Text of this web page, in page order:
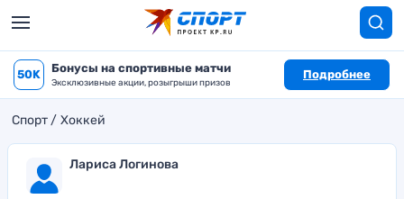
50K Бонусы на спортивные матчи
Эксклюзивные акции, розыгрыши призов
Подробнее
Спорт Хоккей
Лариса Логинова